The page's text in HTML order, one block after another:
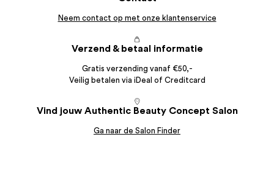
Vind jouw Authentic Beauty Concept Salon
Ga naar de Salon Finder
Verzend & betaal informatie
Gratis verzending vanaf €50,-
Veilig betalen via iDeal of Creditcard
Neem contact op met onze klantenservice